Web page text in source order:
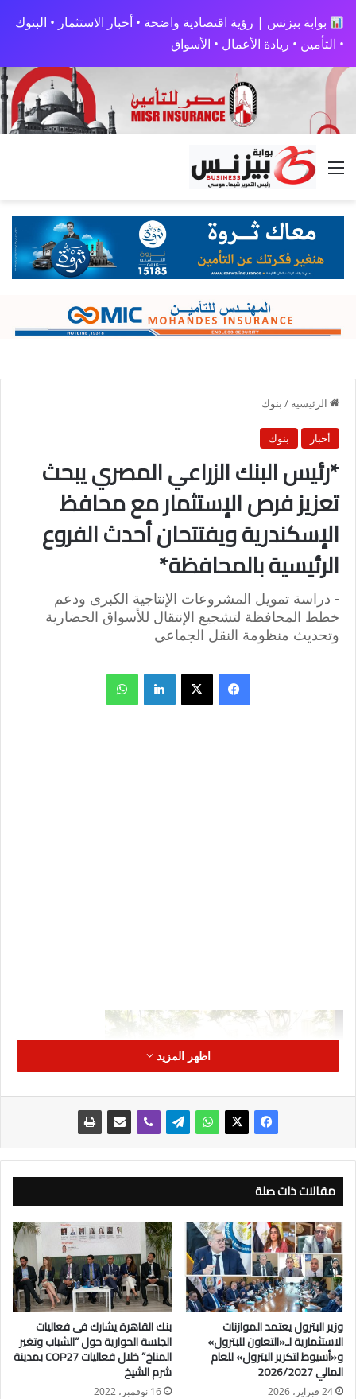
بوابة بيزنس | رؤية اقتصادية واضحة • أخبار الاستثمار • البنوك
• التأمين • ريادة الأعمال • الأسواق
القائمة
الرئيسية / بنوك
أخبار بنوك
*رئيس البنك الزراعي المصري يبحث
تعزيز فرص الإستثمار مع محافظ
الإسكندرية ويفتتحان أحدث الفروع
الرئيسية بالمحافظة*
- دراسة تمويل المشروعات الإنتاجية الكبرى ودعم
خطط المحافظة لتشجيع الإنتقال للأسواق الحضارية
وتحديث منظومة النقل الجماعي
فيسبوك X لينكدإن
اظهر المزيد
مقالات ذات صلة
وزير البترول يعتمد الموازنات
الاستثمارية لـ«التعاون للبترول»
و«أسيوط لتكرير البترول» للعام
المالي 2026/2027
24 فبراير، 2026
بنك القاهرة يشارك فى فعاليات
الجلسة الحوارية حول “الشباب وتغير
المناخ” خلال فعاليات COP27 بمدينة
شرم الشيخ
16 نوفمبر، 2022